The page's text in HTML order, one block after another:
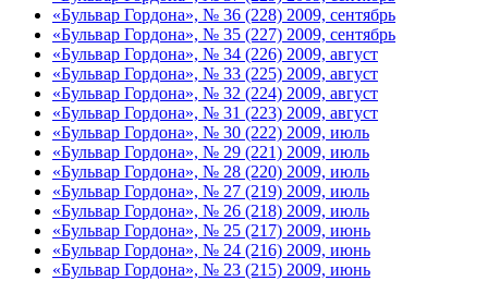
«Бульвар Гордона», № 36 (228) 2009, сентябрь
«Бульвар Гордона», № 35 (227) 2009, сентябрь
«Бульвар Гордона», № 34 (226) 2009, август
«Бульвар Гордона», № 33 (225) 2009, август
«Бульвар Гордона», № 32 (224) 2009, август
«Бульвар Гордона», № 31 (223) 2009, август
«Бульвар Гордона», № 30 (222) 2009, июль
«Бульвар Гордона», № 29 (221) 2009, июль
«Бульвар Гордона», № 28 (220) 2009, июль
«Бульвар Гордона», № 27 (219) 2009, июль
«Бульвар Гордона», № 26 (218) 2009, июль
«Бульвар Гордона», № 25 (217) 2009, июнь
«Бульвар Гордона», № 24 (216) 2009, июнь
«Бульвар Гордона», № 23 (215) 2009, июнь